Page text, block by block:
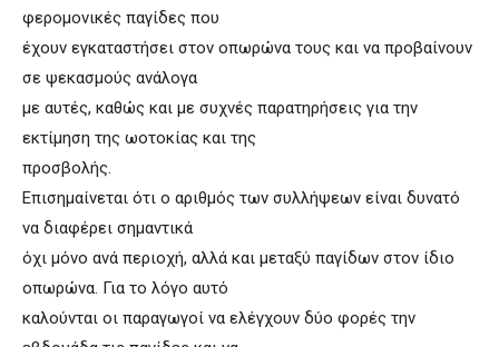
φερομονικές παγίδες που
έχουν εγκαταστήσει στον οπωρώνα τους και να προβαίνουν
σε ψεκασμούς ανάλογα
με αυτές, καθώς και με συχνές παρατηρήσεις για την
εκτίμηση της ωοτοκίας και της
προσβολής.
Επισημαίνεται ότι ο αριθμός των συλλήψεων είναι δυνατό
να διαφέρει σημαντικά
όχι μόνο ανά περιοχή, αλλά και μεταξύ παγίδων στον ίδιο
οπωρώνα. Για το λόγο αυτό
καλούνται οι παραγωγοί να ελέγχουν δύο φορές την